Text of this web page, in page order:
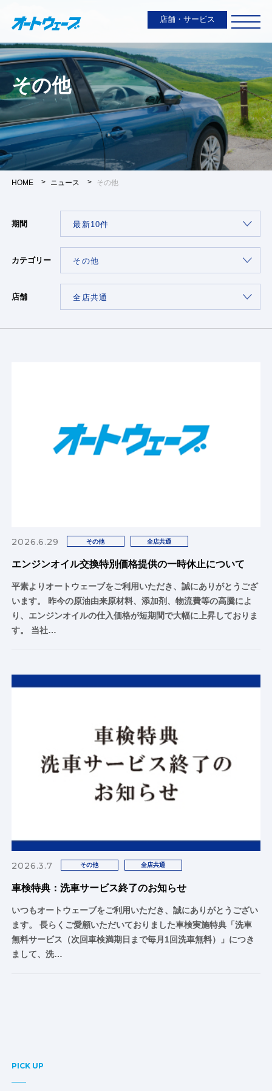
店舗・サービス
その他
HOME ニュース その他
期間
カテゴリー
店舗
2026.6.29 その他 全店共通
エンジンオイル交換特別価格提供の一時休止について
平素よりオートウェーブをご利用いただき、誠にありがとうござ
います。 昨今の原油由来原材料、添加剤、物流費等の高騰によ
り、エンジンオイルの仕入価格が短期間で大幅に上昇しておりま
す。 当社…
2026.3.7 その他 全店共通
車検特典：洗車サービス終了のお知らせ
いつもオートウェーブをご利用いただき、誠にありがとうござい
ます。 長らくご愛顧いただいておりました車検実施特典「洗車
無料サービス（次回車検満期日まで毎月1回洗車無料）」につき
まして、洗…
PICK UP